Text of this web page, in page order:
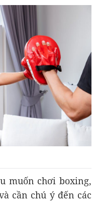
muốn chơi boxing,
cần chú ý đến các